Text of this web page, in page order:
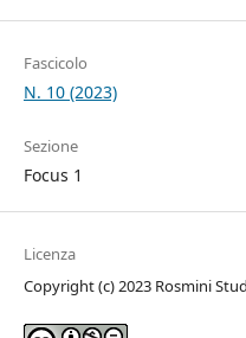
Fascicolo
N. 10 (2023)
Sezione
Focus 1
Licenza
Copyright (c) 2023 Rosmini